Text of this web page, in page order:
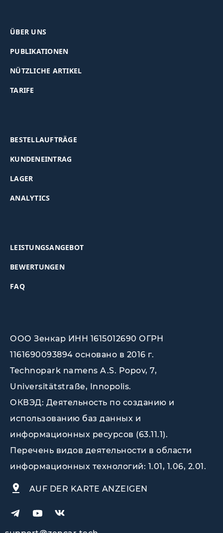
ÜBER UNS
PUBLIKATIONEN
NÜTZLICHE ARTIKEL
TARIFE
BESTELLAUFTRÄGE
KUNDENEINTRAG
LAGER
ANALYTICS
LEISTUNGSANGEBOT
BEWERTUNGEN
FAQ
ООО Зенкар ИНН 1615012690 ОГРН
1161690093894 основано в 2016 г.
Technopark namens A.S. Popov, 7,
Universitätstraße, Innopolis.
ОКВЭД: Деятельность по созданию и
использованию баз данных и
информационных ресурсов (63.11.1).
Перечень видов деятельности в области
информационных технологий: 1.01, 1.06, 2.01.
AUF DER KARTE ANZEIGEN